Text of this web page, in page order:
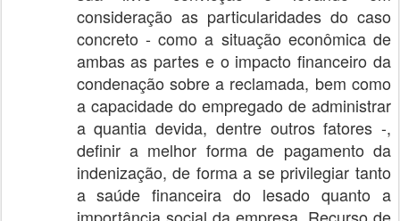
consideração as particularidades do caso
concreto - como a situação econômica de
ambas as partes e o impacto financeiro da
condenação sobre a reclamada, bem como
a capacidade do empregado de administrar
a quantia devida, dentre outros fatores -,
definir a melhor forma de pagamento da
indenização, de forma a se privilegiar tanto
a saúde financeira do lesado quanto a